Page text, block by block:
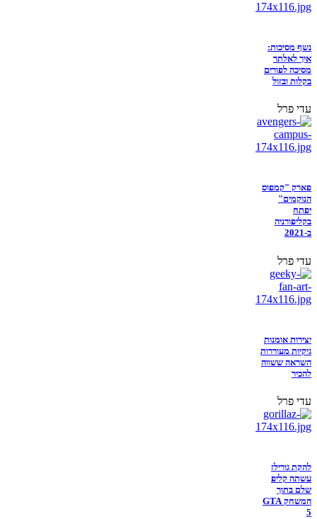
נשף מסיכות:
איך לאלתר
מסיכה לפורים
בקלות ובזול
עדי פרל
פארק "קמפוס
הנוקמים"
יפתח
בקליפורניה
ב-2021
עדי פרל
יצירות אומנות
גיקיות מעוררות
השראה ששווה
להכיר
עדי פרל
להקת גורילז
עשתה קליפ
שלם בתוך
המשחק GTA
5